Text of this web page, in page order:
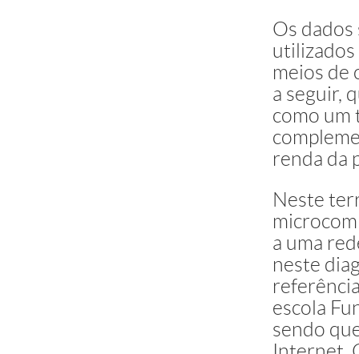
Os
utilizados
meios de
a seguir,
como
renda da
Neste
a uma
neste
escola
sendo